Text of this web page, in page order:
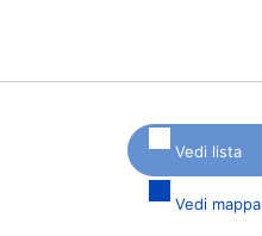
Vedi lista
Vedi mappa